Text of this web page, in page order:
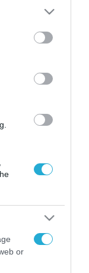
more Google
may click to
party tags to
below Google
or
και τον
τους